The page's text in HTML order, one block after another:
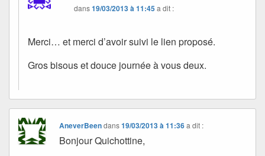
dans19/03/2013 à 11:45a dit :
Merci… et merci d’avoir suivi le lien proposé.
Gros bisous et douce journée à vous deux.
AneverBeendans19/03/2013 à 11:36 a dit :
Bonjour Quichottine,